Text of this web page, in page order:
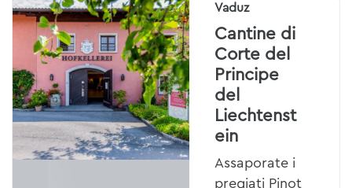
Vaduz
Cantine di
Corte del
Principe
del
Liechtenst
ein
Assaporate i
pregiati Pinot